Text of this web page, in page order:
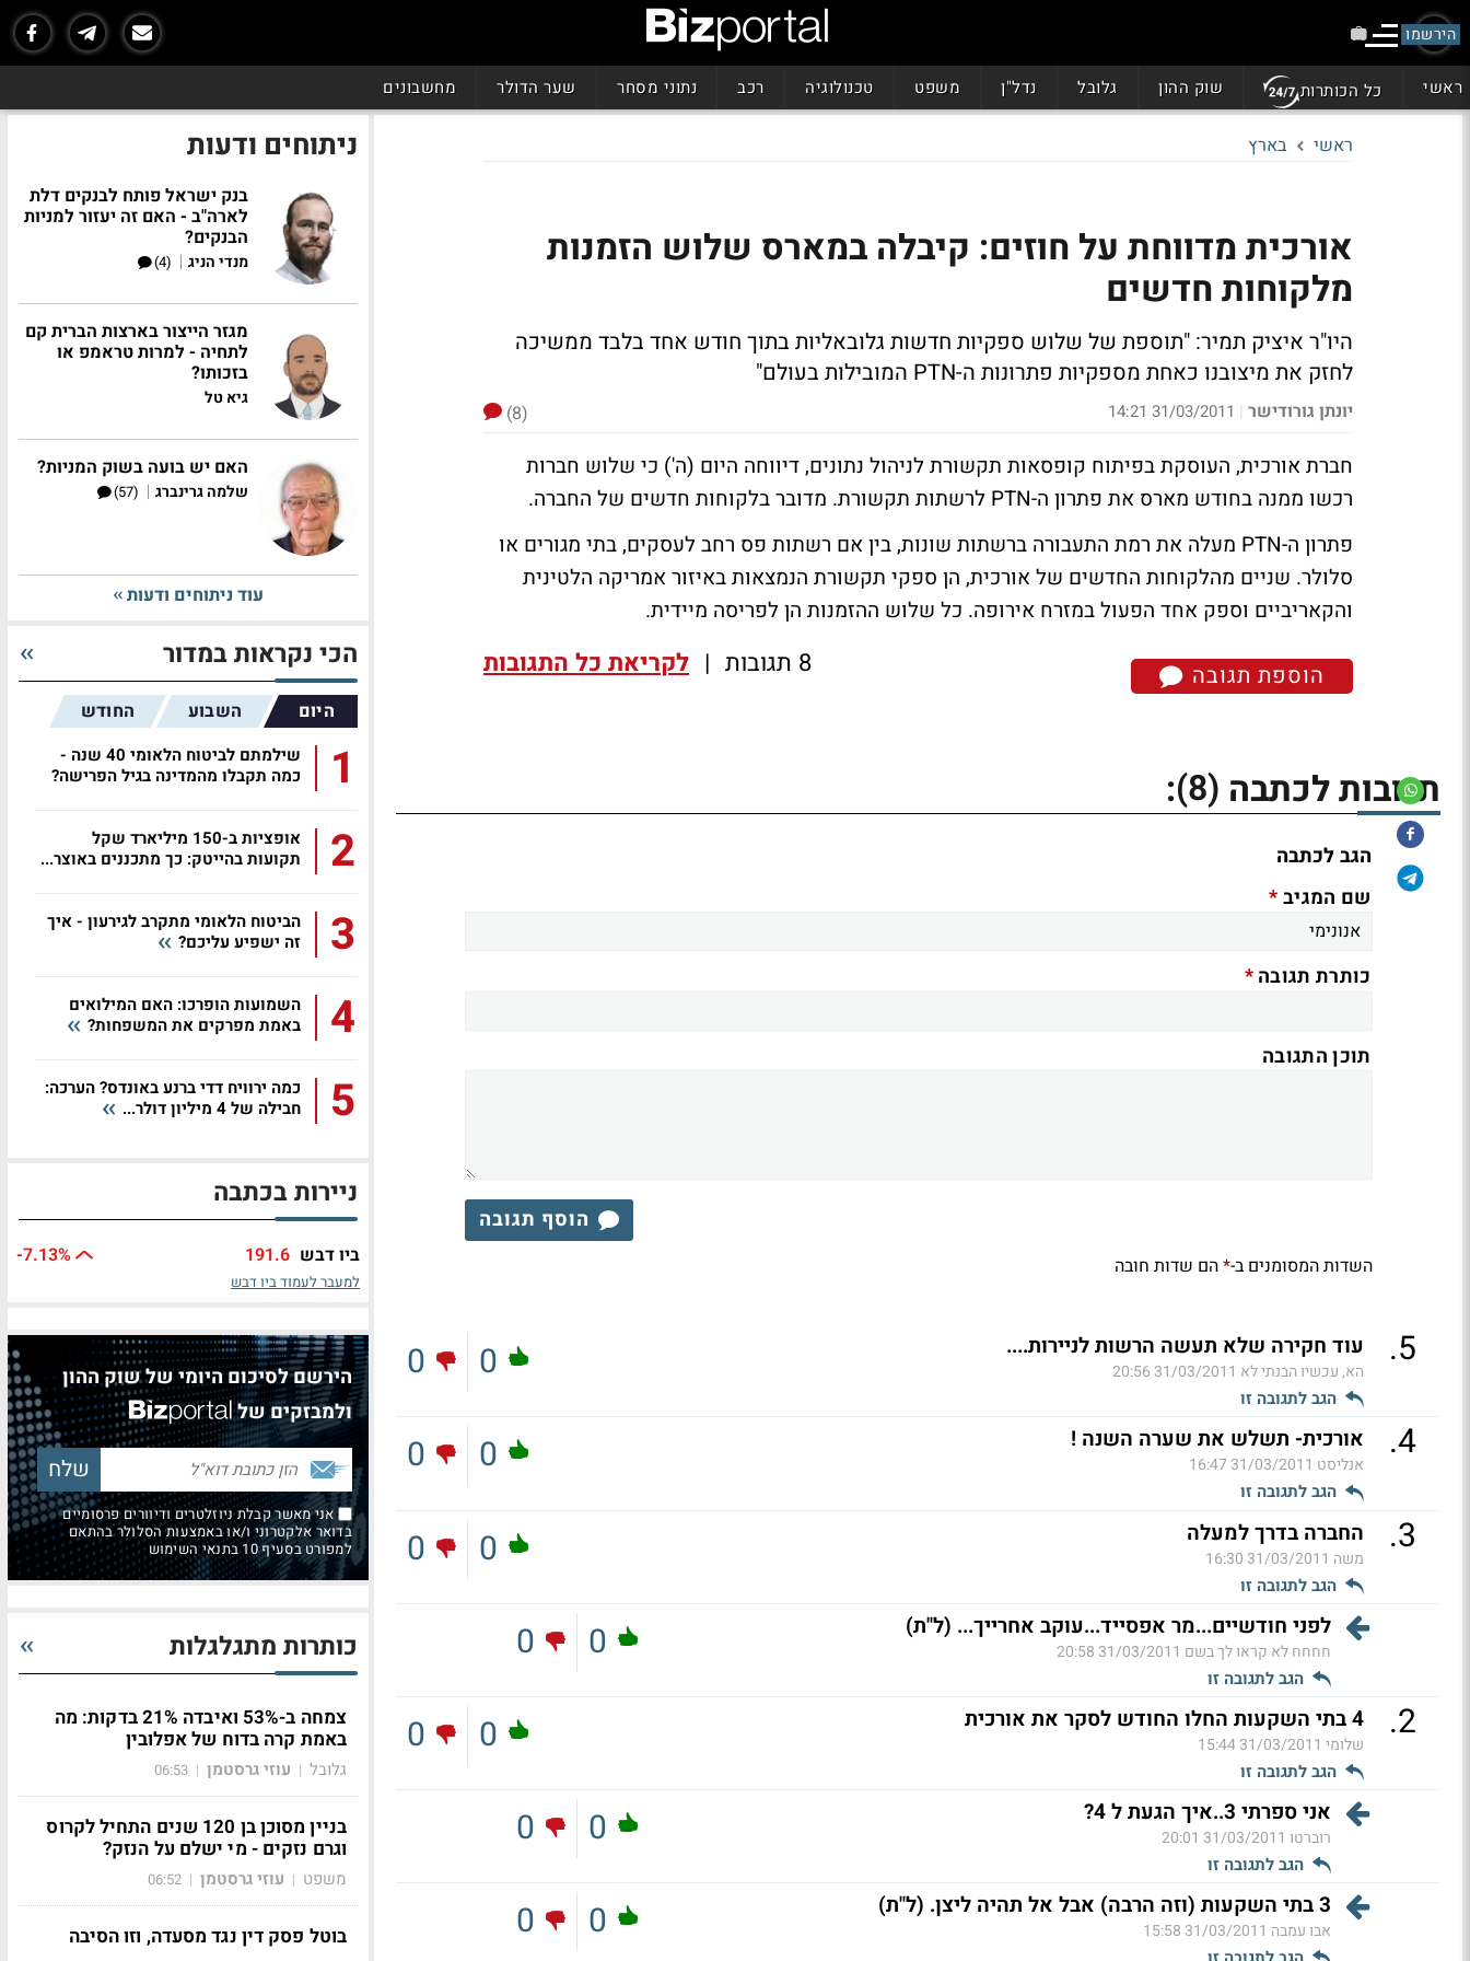
הירשמו
ראשי כל הכותרות שוק ההון גלובל נדל"ן משפט טכנולוגיה רכב נתוני מסחר שער הדולר מחשבונים
ראשי בארץ
אורכית מדווחת על חוזים: קיבלה במארס שלוש הזמנות
מלקוחות חדשים
היו"ר איציק תמיר: "תוספת של שלוש ספקיות חדשות גלובאליות בתוך חודש אחד בלבד ממשיכה
לחזק את מיצובנו כאחת מספקיות פתרונות ה-PTN המובילות בעולם"
יונתן גורודישר |
31/03/2011 14:21
(8)
חברת אורכית, העוסקת בפיתוח קופסאות תקשורת לניהול נתונים, דיווחה היום (ה') כי שלוש חברות
רכשו ממנה בחודש מארס את פתרון ה-PTN לרשתות תקשורת. מדובר בלקוחות חדשים של החברה.
פתרון ה-PTN מעלה את רמת התעבורה ברשתות שונות, בין אם רשתות פס רחב לעסקים, בתי מגורים או
סלולר. שניים מהלקוחות החדשים של אורכית, הן ספקי תקשורת הנמצאות באיזור אמריקה הלטינית
והקאריביים וספק אחד הפעול במזרח אירופה. כל שלוש ההזמנות הן לפריסה מיידית.
הוספת תגובה 8 תגובות | לקריאת כל התגובות
תגובות לכתבה (8)
:
הגב לכתבה
שם המגיב*
כותרת תגובה*
תוכן התגובה
הוסף תגובה
השדות המסומנים ב-*הם שדות חובה
5
. עוד חקירה שלא תעשה הרשות לניירות....
הא, עכשיו הבנתי לא 31/03/2011 20:56
הגב לתגובה זו
0
0
4
. אורכית- תשלש את שערה השנה !
אנליסט 31/03/2011 16:47
הגב לתגובה זו
0
0
3
. החברה בדרך למעלה
משה 31/03/2011 16:30
הגב לתגובה זו
0
0
לפני חודשיים...מר אפסייד...עוקב אחרייך... (ל"ת)
חחחח לא קראו לך בשם 31/03/2011 20:58
הגב לתגובה זו
0
0
2
. 4 בתי השקעות החלו החודש לסקר את אורכית
שלומי 31/03/2011 15:44
הגב לתגובה זו
0
0
אני ספרתי 3..איך הגעת ל 4?
רוברטו 31/03/2011 20:01
הגב לתגובה זו
0
0
3 בתי השקעות (וזה הרבה) אבל אל תהיה ליצן. (ל"ת)
אבו עמבה 31/03/2011 15:58
0
0
ניתוחים ודעות
בנק ישראל פותח לבנקים דלת
לארה"ב - האם זה יעזור למניות
הבנקים?
מנדי הניג |
(4)
מגזר הייצור בארצות הברית קם
לתחיה - למרות טראמפ או
בזכותו?
גיא טל
האם יש בועה בשוק המניות?
שלמה גרינברג |
(57)
עוד ניתוחים ודעות
הכי נקראות במדור
היום השבוע החודש
1
שילמתם לביטוח הלאומי 40 שנה -
כמה תקבלו מהמדינה בגיל הפרישה?
2
אופציות ב-150 מיליארד שקל
תקועות בהייטק: כך מתכננים באוצר...
3
הביטוח הלאומי מתקרב לגירעון - איך
זה ישפיע עליכם?
4
השמועות הופרכו: האם המילואים
באמת מפרקים את המשפחות?
5
כמה ירוויח דדי ברנע באונדס? הערכה:
חבילה של 4 מיליון דולר...
ניירות בכתבה
ביו דבש 191.6
-7.13%
למעבר לעמוד ביו דבש
הירשם לסיכום היומי של שוק ההון
ולמבזקים של
אני מאשר קבלת ניוזלטרים ודיוורים פרסומיים
בדואר אלקטרוני ו/או באמצעות הסלולר בהתאם
למפורט בסעיף 10 בתנאי השימוש
כותרות מתגלגלות
צמחה ב-53% ואיבדה 21% בדקות: מה
באמת קרה בדוח של אפלובין
גלובל | עוזי גרסטמן |
06:53
בניין מסוכן בן 120 שנים התחיל לקרוס
וגרם נזקים - מי ישלם על הנזק?
משפט | עוזי גרסטמן |
06:52
בוטל פסק דין נגד מסעדה, וזו הסיבה